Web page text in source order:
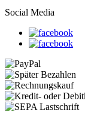
Social Media